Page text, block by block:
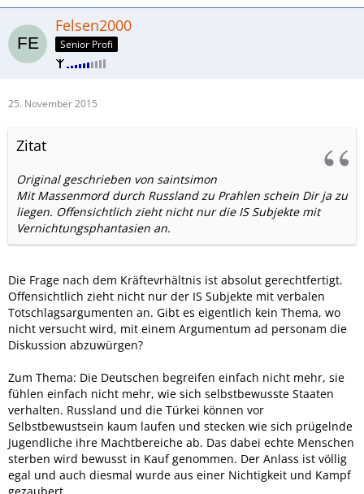
Felsen2000
Senior Profi
25. November 2015
Zitat
Original geschrieben von saintsimon
Mit Massenmord durch Russland zu Prahlen schein Dir ja zu
liegen. Offensichtlich zieht nicht nur die IS Subjekte mit
Vernichtungsphantasien an.
Die Frage nach dem Kräftevrhältnis ist absolut gerechtfertigt.
Offensichtlich zieht nicht nur der IS Subjekte mit verbalen
Totschlagsargumenten an. Gibt es eigentlich kein Thema, wo
nicht versucht wird, mit einem Argumentum ad personam die
Diskussion abzuwürgen?
Zum Thema: Die Deutschen begreifen einfach nicht mehr, sie
fühlen einfach nicht mehr, wie sich selbstbewusste Staaten
verhalten. Russland und die Türkei können vor
Selbstbewustsein kaum laufen und stecken wie sich prügelnde
Jugendliche ihre Machtbereiche ab. Das dabei echte Menschen
sterben wird bewusst in Kauf genommen. Der Anlass ist völlig
egal und auch diesmal wurde aus einer Nichtigkeit und Kampf